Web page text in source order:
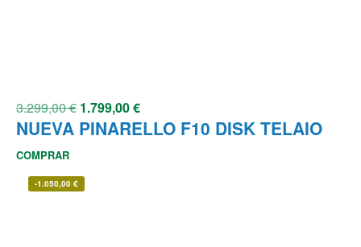
3.299,00€ 1.799,00€
NUEVA PINARELLO F10 DISK TELAIO
COMPRAR
-1.050,00 €